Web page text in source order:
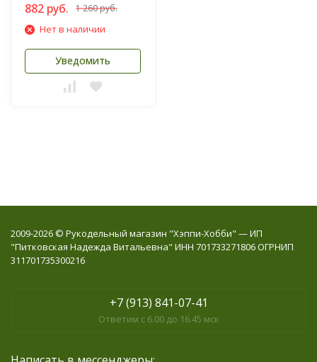
882 руб. 1 260 руб.
Нет в наличии
Уведомить
2009-2026 © Рукодельный магазин "Хэппи-Хобби" — ИП
"Питковская Надежда Витальевна" ИНН 701733271806 ОГРНИП
311701735300216
+7 (913) 841-07-41
Ответим с 6.00 до 16.45 мск